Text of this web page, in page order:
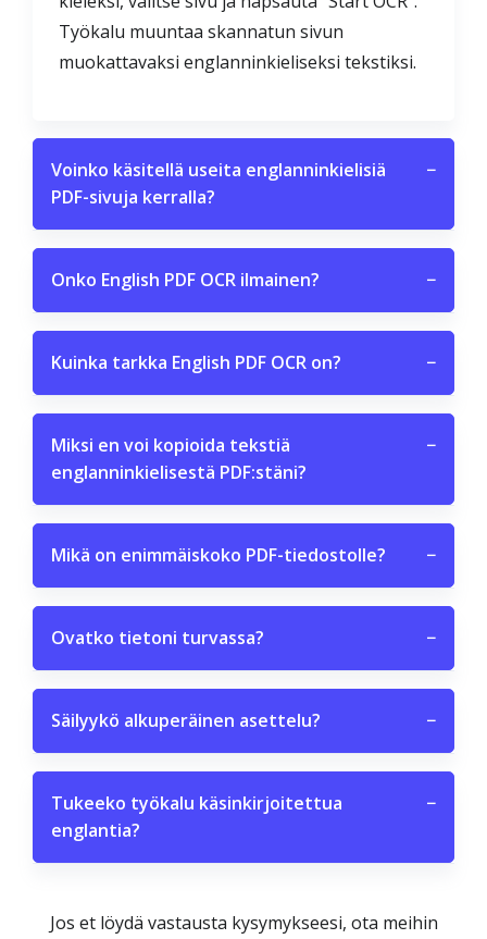
Työkalu muuntaa skannatun sivun
muokattavaksi englanninkieliseksi tekstiksi.
Voinko käsitellä useita englanninkielisiä
PDF-sivuja kerralla?
−
Onko English PDF OCR ilmainen? −
Kuinka tarkka English PDF OCR on? −
Miksi en voi kopioida tekstiä
englanninkielisestä PDF:stäni?
−
Mikä on enimmäiskoko PDF-tiedostolle? −
Ovatko tietoni turvassa? −
Säilyykö alkuperäinen asettelu? −
Tukeeko työkalu käsinkirjoitettua
englantia?
−
Jos et löydä vastausta kysymykseesi, ota meihin